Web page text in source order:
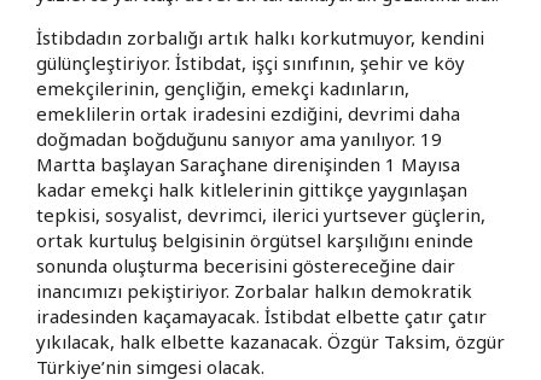
İstibdadın zorbalığı artık halkı korkutmuyor, kendini
gülünçleştiriyor. İstibdat, işçi sınıfının, şehir ve köy
emekçilerinin, gençliğin, emekçi kadınların,
emeklilerin ortak iradesini ezdiğini, devrimi daha
doğmadan boğduğunu sanıyor ama yanılıyor. 19
Martta başlayan Saraçhane direnişinden 1 Mayısa
kadar emekçi halk kitlelerinin gittikçe yaygınlaşan
tepkisi, sosyalist, devrimci, ilerici yurtsever güçlerin,
ortak kurtuluş belgisinin örgütsel karşılığını eninde
sonunda oluşturma becerisini göstereceğine dair
inancımızı pekiştiriyor. Zorbalar halkın demokratik
iradesinden kaçamayacak. İstibdat elbette çatır çatır
yıkılacak, halk elbette kazanacak. Özgür Taksim, özgür
Türkiye’nin simgesi olacak.